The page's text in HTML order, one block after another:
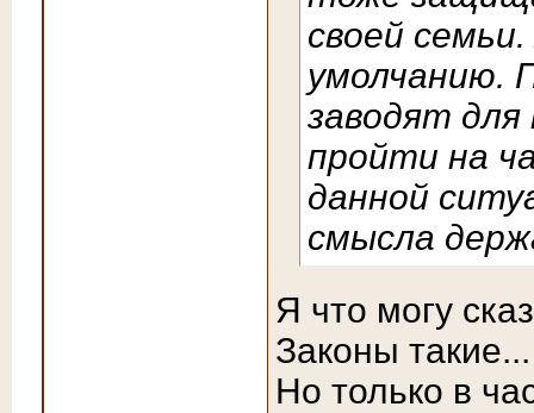
своей
умолчанию.
заводят
пройти на
данной
смысла
Я что могу
Законы
Но только в